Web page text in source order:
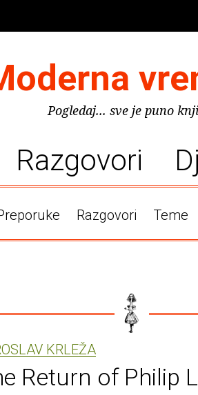
Pogledaj... sve je puno
Razgovori
Razgovori Teme
KRLEŽA
Return of Philip